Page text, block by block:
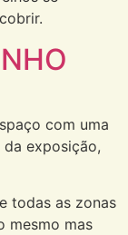
com uma
exposição,
todas as zonas
mesmo mas